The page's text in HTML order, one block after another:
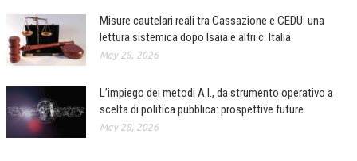
INVITI E PROMOZIONIMisure cautelari reali tra Cassazione e CEDU: una
lettura sistemica dopo Isaia e altri c. Italia
May 28, 2026
L’impiego dei metodi A.I., da strumento operativo a
scelta di politica pubblica: prospettive future
May 28, 2026